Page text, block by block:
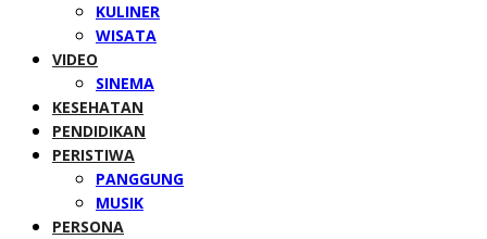
KULINER
WISATA
VIDEO
SINEMA
KESEHATAN
PENDIDIKAN
PERISTIWA
PANGGUNG
MUSIK
PERSONA